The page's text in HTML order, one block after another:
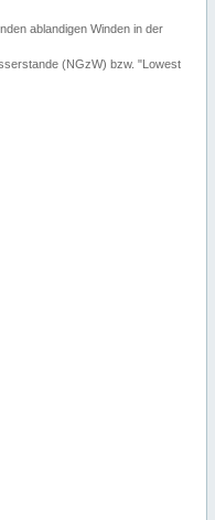
ablandigen Winden in der
(NGzW) bzw. "Lowest